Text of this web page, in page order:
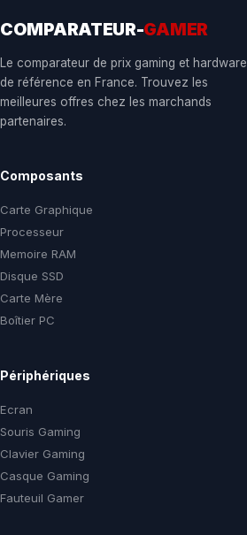
COMPARATEUR-GAMER
Le comparateur de prix gaming et hardware
de référence en France. Trouvez les
meilleures offres chez les marchands
partenaires.
Composants
Carte Graphique
Processeur
Memoire RAM
Disque SSD
Carte Mère
Boîtier PC
Périphériques
Ecran
Souris Gaming
Clavier Gaming
Casque Gaming
Fauteuil Gamer